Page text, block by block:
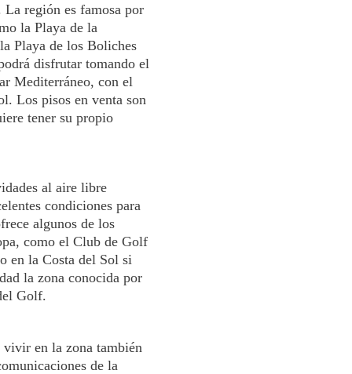
región es famosa por
la Playa de la
Playa de los Boliches
disfrutar tomando el
Mediterráneo, con el
Los pisos en venta son
tener su propio
al aire libre
condiciones para
algunos de los
como el Club de Golf
en la Costa del Sol si
la zona conocida por
Golf.
en la zona también
de la